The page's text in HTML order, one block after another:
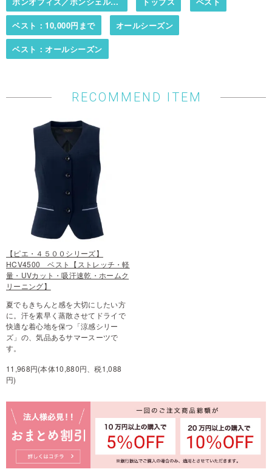
ベスト：10,000円まで オールシーズン
ベスト：オールシーズン
RECOMMEND ITEM
【ピエ・４５００シリーズ】
HCV4500 ベスト【ストレッチ・軽
量・UVカット・吸汗速乾・ホームク
リーニング】
夏でもきちんと感を大切にしたい方
に。汗を素早く蒸散させてドライで
快適な着心地を保つ「涼感シリー
ズ」の、気品あるサマースーツで
す。
11,968円(本体10,880円、税1,088
円)